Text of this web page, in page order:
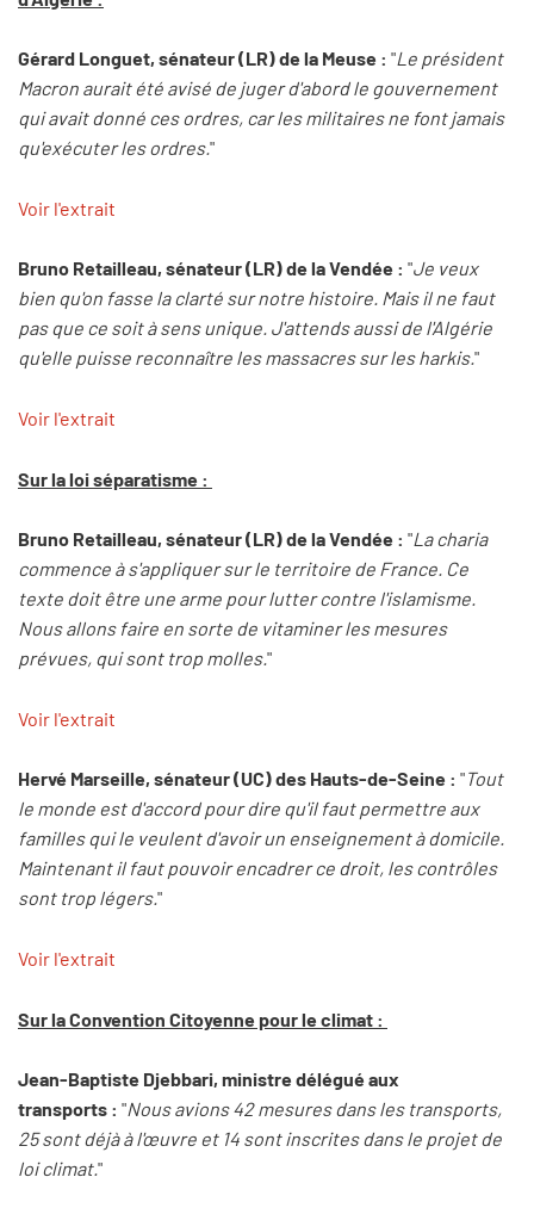
Gérard Longuet, sénateur (LR) de la Meuse : "Le président
Macron aurait été avisé de juger d'abord le gouvernement
qui avait donné ces ordres, car les militaires ne font jamais
qu'exécuter les ordres."
Voir l'extrait
Bruno Retailleau, sénateur (LR) de la Vendée : "Je veux
bien qu'on fasse la clarté sur notre histoire. Mais il ne faut
pas que ce soit à sens unique. J'attends aussi de l'Algérie
qu'elle puisse reconnaître les massacres sur les harkis."
Voir l'extrait
Sur la loi séparatisme :
Bruno Retailleau, sénateur (LR) de la Vendée : "La charia
commence à s'appliquer sur le territoire de France. Ce
texte doit être une arme pour lutter contre l'islamisme.
Nous allons faire en sorte de vitaminer les mesures
prévues, qui sont trop molles."
Voir l'extrait
Hervé Marseille, sénateur (UC) des Hauts-de-Seine : "Tout
le monde est d'accord pour dire qu'il faut permettre aux
familles qui le veulent d'avoir un enseignement à domicile.
Maintenant il faut pouvoir encadrer ce droit, les contrôles
sont trop légers."
Voir l'extrait
Sur la Convention Citoyenne pour le climat :
Jean-Baptiste Djebbari, ministre délégué aux
transports : "Nous avions 42 mesures dans les transports,
25 sont déjà à l'œuvre et 14 sont inscrites dans le projet de
loi climat."